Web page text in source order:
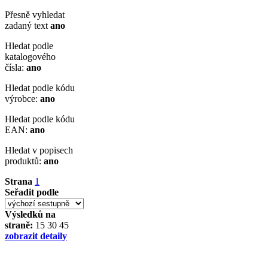
Přesně vyhledat
zadaný text ano
Hledat podle
katalogového
čísla: ano
Hledat podle kódu
výrobce: ano
Hledat podle kódu
EAN: ano
Hledat v popisech
produktů: ano
Strana 1
Seřadit podle
Výsledků na
straně: 15 30 45
zobrazit detaily